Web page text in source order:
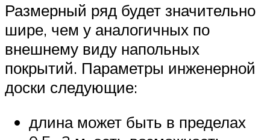
Размерный ряд будет значительно
шире, чем у аналогичных по
внешнему виду напольных
покрытий. Параметры инженерной
доски следующие:
длина может быть в пределах